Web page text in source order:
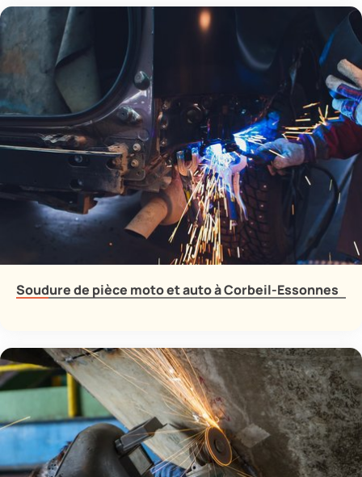
Soudure de pièce moto et auto à Corbeil-Essonnes